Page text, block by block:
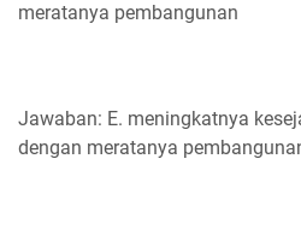
meratanya pembangunan
Jawaban: E. meningkatnya
dengan meratanya